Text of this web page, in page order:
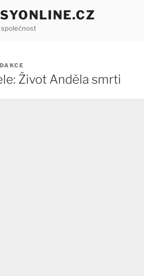
společnost
Život Anděla smrti